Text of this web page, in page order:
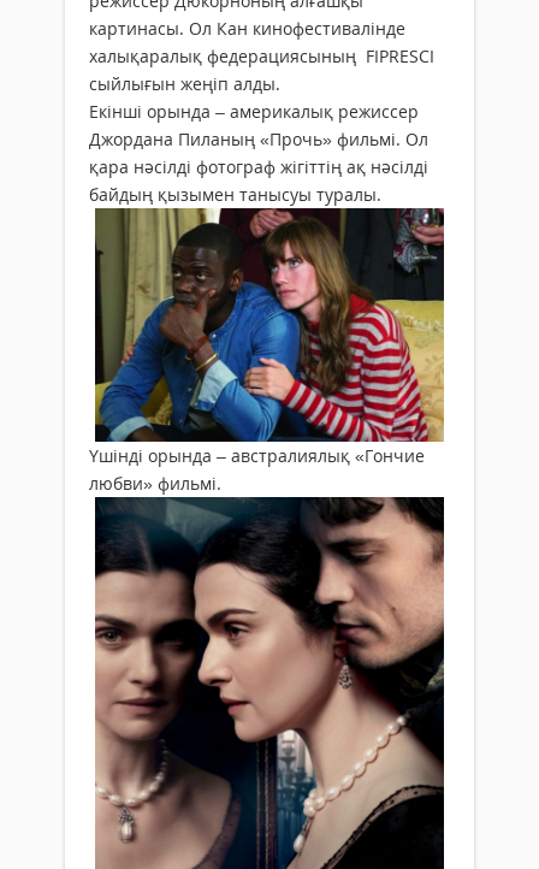
картинасы. Ол Кан кинофестивалінде
халықаралық федерациясының FIPRESCI
сыйлығын жеңіп алды.
Екінші орында – америкалық режиссер
Джордана Пиланың «Прочь» фильмі. Ол
қара нәсілді фотограф жігіттің ақ нәсілді
байдың қызымен танысуы туралы.
Үшінді орында – австралиялық «Гончие
любви» фильмі.